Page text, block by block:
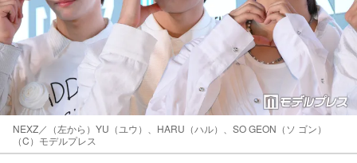
NEXZ／（左から）YU（ユウ）、HARU（ハル）、SO GEON（ソ ゴン）
（C）モデルプレス